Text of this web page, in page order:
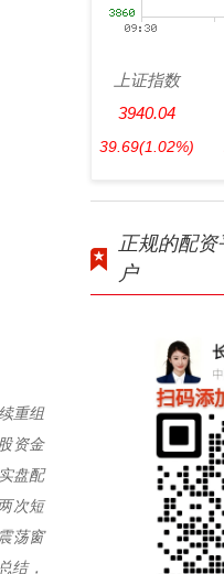
重组
资金
盘配
次短
荡窗
结，
上证指数
3940.04
39.69(1.02%)
正规的配
户